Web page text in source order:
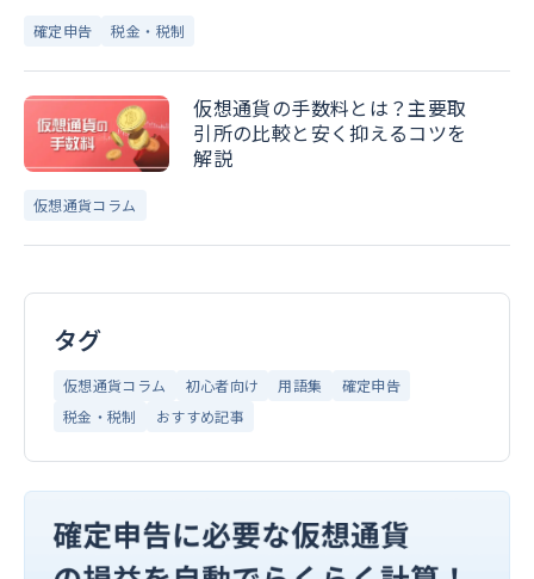
確定申告 税金・税制
仮想通貨の手数料とは？主要取
引所の比較と安く抑えるコツを
解説
仮想通貨コラム
タグ
仮想通貨コラム 初心者向け 用語集
確定申告
税金・税制
おすすめ記事